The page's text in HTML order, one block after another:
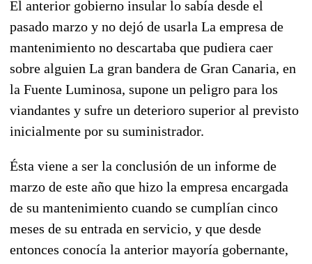
El anterior gobierno insular lo sabía desde el
pasado marzo y no dejó de usarla La empresa de
mantenimiento no descartaba que pudiera caer
sobre alguien La gran bandera de Gran Canaria, en
la Fuente Luminosa, supone un peligro para los
viandantes y sufre un deterioro superior al previsto
inicialmente por su suministrador.
Ésta viene a ser la conclusión de un informe de
marzo de este año que hizo la empresa encargada
de su mantenimiento cuando se cumplían cinco
meses de su entrada en servicio, y que desde
entonces conocía la anterior mayoría gobernante,